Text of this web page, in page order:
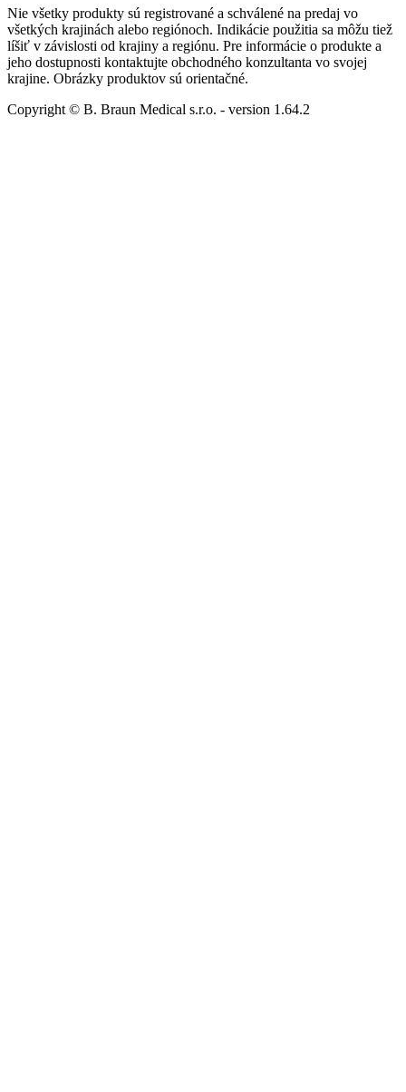
Nie všetky produkty sú registrované a schválené na predaj vo
všetkých krajinách alebo regiónoch. Indikácie použitia sa môžu tiež
líšiť v závislosti od krajiny a regiónu. Pre informácie o produkte a
jeho dostupnosti kontaktujte obchodného konzultanta vo svojej
krajine. Obrázky produktov sú orientačné.
Copyright © B. Braun Medical s.r.o. - version 1.64.2